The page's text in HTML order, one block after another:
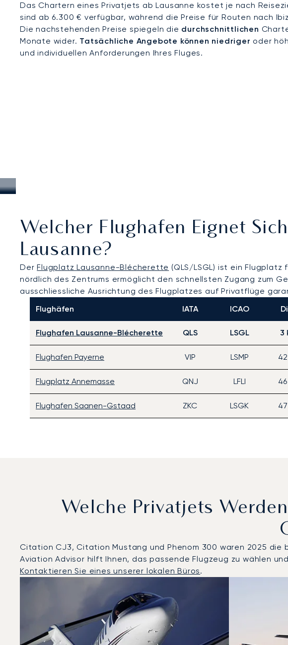
Das Chartern eines Privatjets ab Lausanne kostet je nach
sind ab 6.300 € verfügbar, während die Preise für Routen nach
Die nachstehenden Preise spiegeln die durchschnittlichen
Monate wider. Tatsächliche Angebote können niedriger oder
und individuellen Anforderungen Ihres Fluges.
Welcher Flughafen Eignet
Lausanne?
DerFlugplatz Lausanne-Blécherette (QLS/LSGL) ist ein
nördlich des Zentrums ermöglicht den schnellsten Zugang zum
ausschliessliche Ausrichtung des Flugplatzes auf Privatflüge
Flughäfen
IATA ICAO
Flughafen Lausanne-Blécherette QLS LSGL 3
Flughafen Payerne VIP LSMP
Flugplatz Annemasse QNJ LFLI
Flughafen Saanen-Gstaad ZKC LSGK
Welche Privatjets
Citation CJ3, Citation Mustang und Phenom 300 waren 2025
Aviation Advisor hilft Ihnen, das passende Flugzeug zu wählen
Kontaktieren Sie eines unserer lokalen Büros.
Lausanne : Die 3 meistgeflogenen Flugzeugmodelle nach Anzahl der
Foto des Flugzeugs
Geschwindigkeit (Knoten)